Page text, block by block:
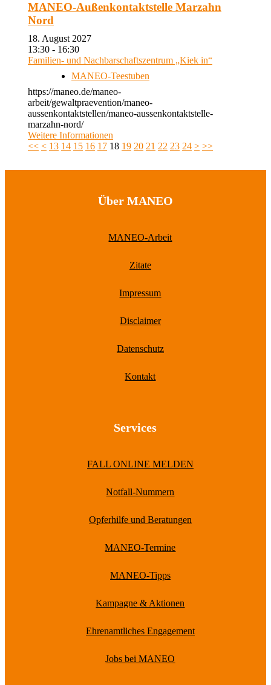
MANEO-Außenkontaktstelle Marzahn
Nord
18. August 2027
13:30 - 16:30
Familien- und Nachbarschaftszentrum „Kiek in“
MANEO-Teestuben
https://maneo.de/maneo-
arbeit/gewaltpraevention/maneo-
aussenkontaktstellen/maneo-aussenkontaktstelle-
marzahn-nord/
Weitere Informationen
<< < 13 14 15 16 17 18 19 20 21 22 23 24 > >>
Über MANEO
MANEO-Arbeit
Zitate
Impressum
Disclaimer
Datenschutz
Kontakt
Services
FALL ONLINE MELDEN
Notfall-Nummern
Opferhilfe und Beratungen
MANEO-Termine
MANEO-Tipps
Kampagne & Aktionen
Ehrenamtliches Engagement
Jobs bei MANEO